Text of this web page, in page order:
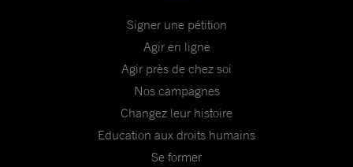
Signer une pétition
Agir en ligne
Agir près de chez soi
Nos campagnes
Changez leur histoire
Education aux droits humains
Se former